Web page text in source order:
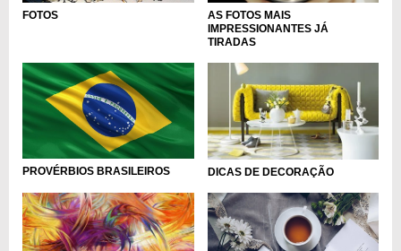
FOTOS
AS FOTOS MAIS
IMPRESSIONANTES JÁ
TIRADAS
PROVÉRBIOS BRASILEIROS DICAS DE DECORAÇÃO